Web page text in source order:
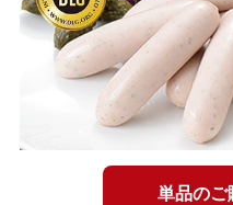
単品のご